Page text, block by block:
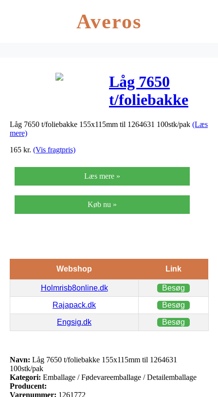
Averos
Låg 7650
t/foliebakke
155x115mm til
Låg 7650 t/foliebakke 155x115mm til 1264631 100stk/pak (Læs
mere)
165 kr. (Vis fragtpris)
Læs mere »
Køb nu »
Webshop Link
Holmrisb8online.dk Besøg
Rajapack.dk Besøg
Engsig.dk Besøg
Navn: Låg 7650 t/foliebakke 155x115mm til 1264631
100stk/pak
Kategori: Emballage / Fødevareemballage / Detailemballage
Producent:
Varenummer: 1261772